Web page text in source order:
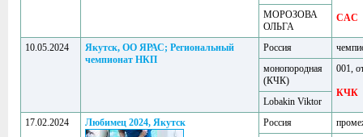
CAC
МОРОЗОВА
ОЛЬГА
10.05.2024
Якутск, ОО ЯРАС; Региональный
чемпионат НКП
Россия
монопородная
(КЧК)
001,
КЧК
Lobakin Viktor
17.02.2024
Любимец 2024, Якутск Россия